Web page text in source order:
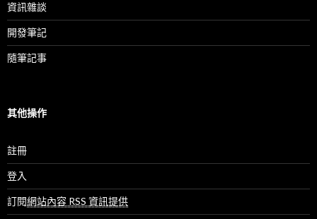
資訊雜談
開發筆記
隨筆記事
其他操作
註冊
登入
訂閱網站內容 RSS 資訊提供